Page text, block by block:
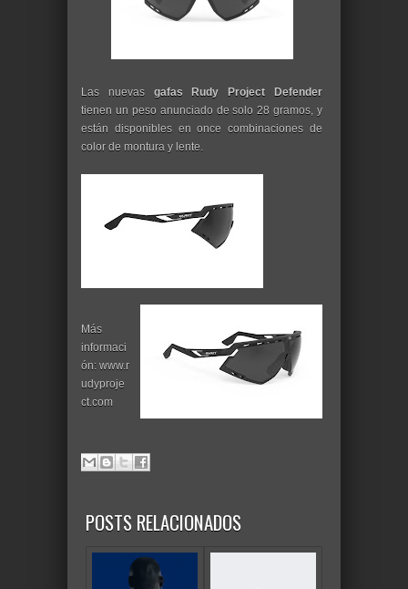
Las nuevas gafas Rudy Project Defender
tienen un peso anunciado de solo 28 gramos, y
están disponibles en once combinaciones de
color de montura y lente.
Más
informaci
ón: www.r
udyproje
ct.com
POSTS RELACIONADOS